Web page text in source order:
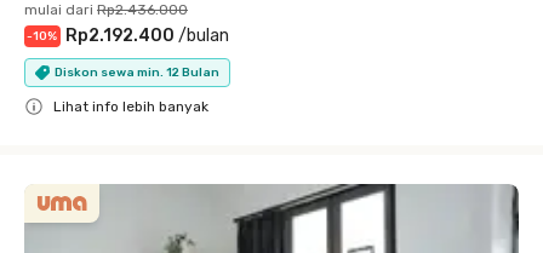
mulai dari Rp2.436.000
-10% Rp2.192.400 /bulan
Diskon sewa min. 12 Bulan
Lihat info lebih banyak